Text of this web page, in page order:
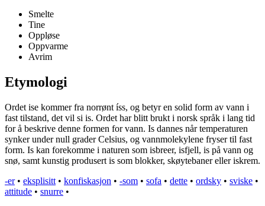
Smelte
Tine
Oppløse
Oppvarme
Avrim
Etymologi
Ordet ise kommer fra norrønt íss, og betyr en solid form av vann i
fast tilstand, det vil si is. Ordet har blitt brukt i norsk språk i lang tid
for å beskrive denne formen for vann. Is dannes når temperaturen
synker under null grader Celsius, og vannmolekylene fryser til fast
form. Is kan forekomme i naturen som isbreer, isfjell, is på vann og
snø, samt kunstig produsert is som blokker, skøytebaner eller iskrem.
-er• eksplisitt • konfiskasjon • -som • sofa • dette • ordsky • sviske •
attitude • snurre •